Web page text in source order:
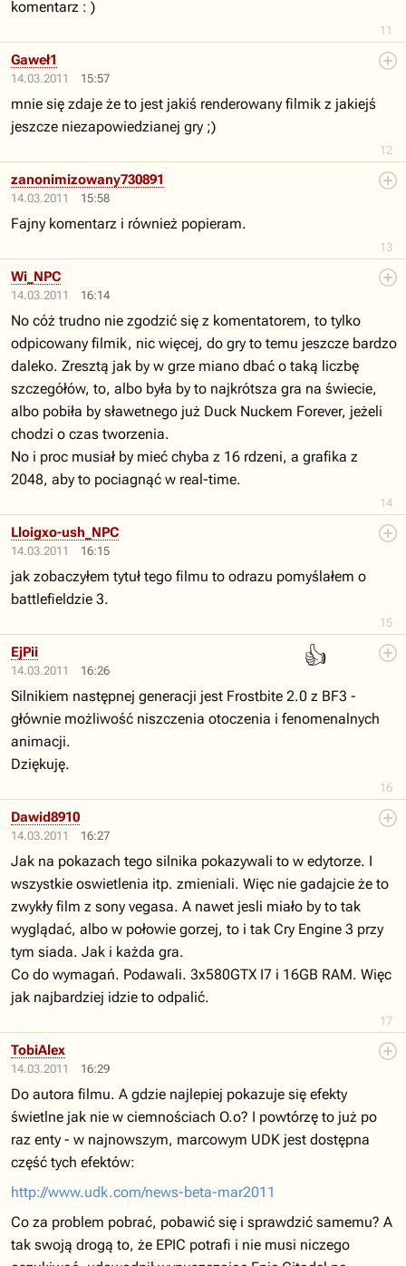
11
komentarz : )
14.03.2011 15:57
12
Gaweł1
mnie się zdaje że to jest jakiś renderowany filmik z jakiejś
jeszcze niezapowiedzianej gry ;)
14.03.2011 15:58
13
zanonimizowany730891
Fajny komentarz i również popieram.
14.03.2011 16:14
14
Wi_NPC
No cóż trudno nie zgodzić się z komentatorem, to tylko
odpicowany filmik, nic więcej, do gry to temu jeszcze bardzo
daleko. Zresztą jak by w grze miano dbać o taką liczbę
szczegółów, to, albo była by to najkrótsza gra na świecie,
albo pobiła by sławetnego już Duck Nuckem Forever, jeżeli
chodzi o czas tworzenia.
No i proc musiał by mieć chyba z 16 rdzeni, a grafika z
2048, aby to pociagnąć w real-time.
14.03.2011 16:15
15
Lloigxo-ush_NPC
jak zobaczyłem tytuł tego filmu to odrazu pomyślałem o
battlefieldzie 3.
14.03.2011 16:26
👍
16
EjPii
Silnikiem następnej generacji jest Frostbite 2.0 z BF3 -
głównie możliwość niszczenia otoczenia i fenomenalnych
animacji.
Dziękuję.
14.03.2011 16:27
17
Dawid8910
Jak na pokazach tego silnika pokazywali to w edytorze. I
wszystkie oswietlenia itp. zmieniali. Więc nie gadajcie że to
zwykły film z sony vegasa. A nawet jesli miało by to tak
wyglądać, albo w połowie gorzej, to i tak Cry Engine 3 przy
tym siada. Jak i każda gra.
Co do wymagań. Podawali. 3x580GTX I7 i 16GB RAM. Więc
jak najbardziej idzie to odpalić.
14.03.2011 16:29
TobiAlex
Do autora filmu. A gdzie najlepiej pokazuje się efekty
świetlne jak nie w ciemnościach O.o? I powtórzę to już po
raz enty - w najnowszym, marcowym UDK jest dostępna
część tych efektów:
http://www.udk.com/news-beta-mar2011
Co za problem pobrać, pobawić się i sprawdzić samemu? A
tak swoją drogą to, że EPIC potrafi i nie musi niczego